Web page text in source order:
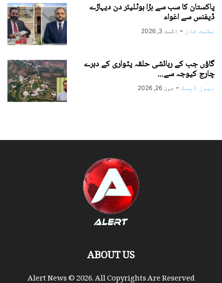
پاکستان کا سب سے بڑا ہوٹلیئر دن دیہاڑے
ڈیفنس سے اغواء
عظمت خان - اگست 3, 2026
گاؤں جب کے رہائشی حلقہ پٹواری کے دہرے
چارج کیوجہ سے...
نیوز ڈیسک - جون 26, 2026
ABOUT US
Alert News © 2026. All Copyrights Are Reserved